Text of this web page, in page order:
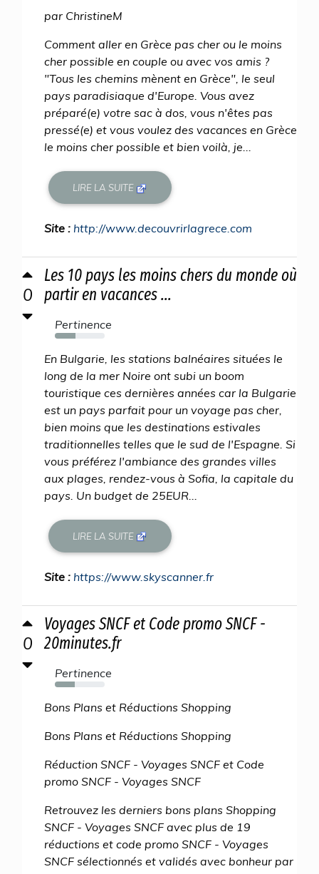
par ChristineM
Comment aller en Grèce pas cher ou le moins
cher possible en couple ou avec vos amis ?
"Tous les chemins mènent en Grèce", le seul
pays paradisiaque d'Europe. Vous avez
préparé(e) votre sac à dos, vous n'êtes pas
pressé(e) et vous voulez des vacances en Grèce
le moins cher possible et bien voilà, je...
LIRE LA SUITE
Site : http://www.decouvrirlagrece.com
0
Les 10 pays les moins chers du monde où
partir en vacances ...
Pertinence
41%
En Bulgarie, les stations balnéaires situées le
long de la mer Noire ont subi un boom
touristique ces dernières années car la Bulgarie
est un pays parfait pour un voyage pas cher,
bien moins que les destinations estivales
traditionnelles telles que le sud de l'Espagne. Si
vous préférez l'ambiance des grandes villes
aux plages, rendez-vous à Sofia, la capitale du
pays. Un budget de 25EUR...
LIRE LA SUITE
Site : https://www.skyscanner.fr
0
Voyages SNCF et Code promo SNCF -
20minutes.fr
Pertinence
40%
Bons Plans et Réductions Shopping
Bons Plans et Réductions Shopping
Réduction SNCF - Voyages SNCF et Code
promo SNCF - Voyages SNCF
Retrouvez les derniers bons plans Shopping
SNCF - Voyages SNCF avec plus de 19
réductions et code promo SNCF - Voyages
SNCF sélectionnés et validés avec bonheur par